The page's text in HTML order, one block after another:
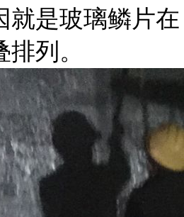
就是玻璃鳞片在
列。